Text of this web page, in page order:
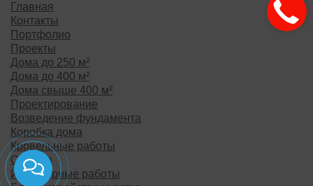
Главная
Контакты
Портфолио
Проекты
Дома до 250 м²
Дома до 400 м²
Дома свыше 400 м²
Проектирование
Возведение фундамента
Коробка дома
Кровельные работы
Отделка
Инженерные работы